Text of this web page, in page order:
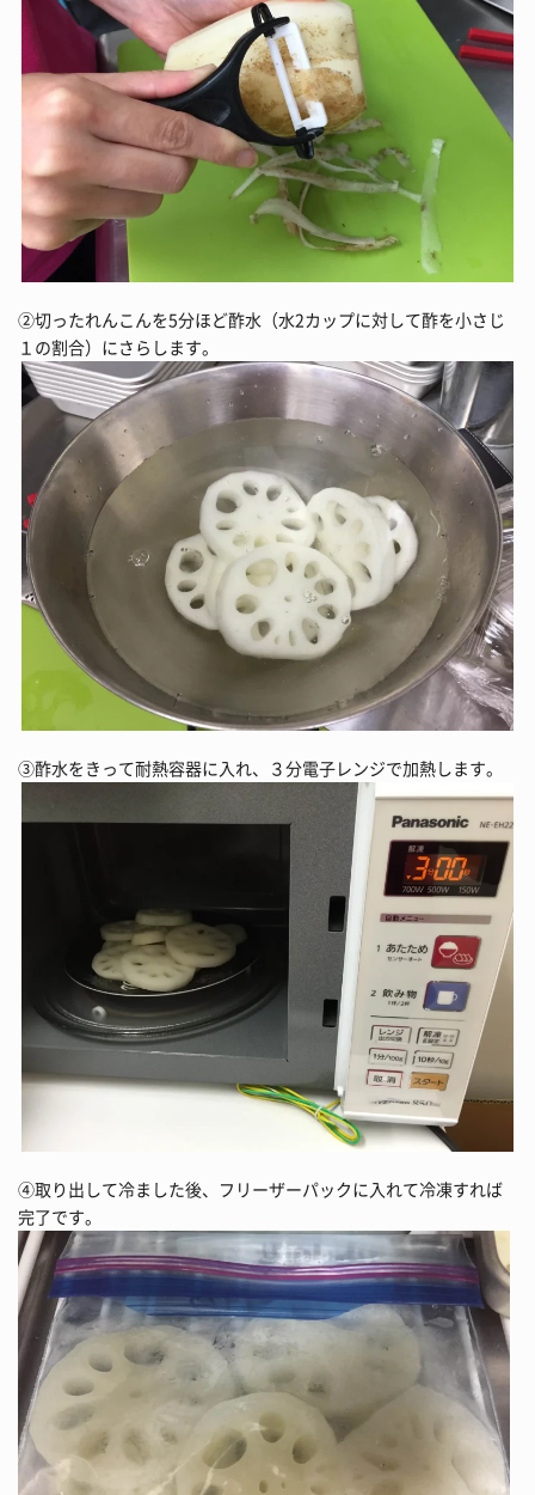
②切ったれんこんを5分ほど酢水（水2カップに対して酢を小さじ
１の割合）にさらします。
③酢水をきって耐熱容器に入れ、３分電子レンジで加熱します。
④取り出して冷ました後、フリーザーパックに入れて冷凍すれば
完了です。